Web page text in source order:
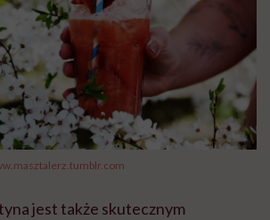
jest także skutecznym